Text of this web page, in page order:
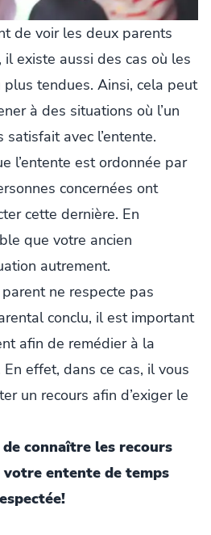
de voir les deux parents
existe aussi des cas où les
tendues. Ainsi, cela peut
à des situations où l’un
satisfait avec l’entente.
l’entente est ordonnée par
concernées ont
cette dernière. En
que votre ancien
autrement.
ne respecte pas
conclu, il est important
afin de remédier à la
effet, dans ce cas, il vous
un recours afin d’exiger le
connaître les recours
entente de temps